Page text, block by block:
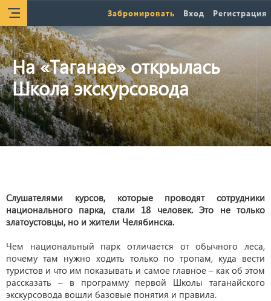
Забронировать Вход Регистрация
На «Таганае» открылась
Школа экскурсовода
Слушателями курсов, которые проводят сотрудники
национального парка, стали 18 человек. Это не только
златоустовцы, но и жители Челябинска.
Чем национальный парк отличается от обычного леса,
почему там нужно ходить только по тропам, куда вести
туристов и что им показывать и самое главное – как об этом
рассказать – в программу первой Школы таганайского
экскурсовода вошли базовые понятия и правила.